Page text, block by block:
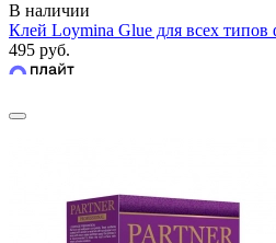
В наличии
Клей Loymina Glue для всех типов
495 руб.